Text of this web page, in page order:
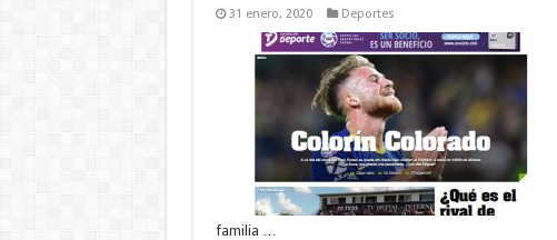
31 enero, 2020 Deportes
familia …